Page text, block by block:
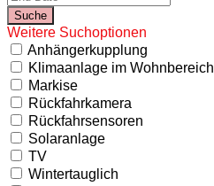
Weitere Suchoptionen
Anhängerkupplung
Klimaanlage im Wohnbereich
Markise
Rückfahrkamera
Rückfahrsensoren
Solaranlage
TV
Wintertauglich